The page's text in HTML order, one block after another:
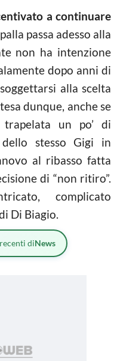
a continuare
passa adesso alla
non ha intenzione
dopo anni di
alla scelta
dunque, anche se
un po’ di
stesso Gigi in
al ribasso fatta
di “non ritiro”.
complicato
Di Biagio.
diNews